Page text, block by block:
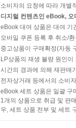
소비자의 요청에 따라 개별
디지털 컨텐츠인 eBook,
eBook 대여 상품은 대여 기
모바일 쿠폰 등록 후 취소/
중고상품이 구매확정(자동
LP상품의 재생 불량 원인
시간의 경과에 의해 재판매
전자상거래 등에서의 소비
eBook 세트 상품은 일괄 구
1개의 상품으로 취급 및 판
우, 세트 상품 전부 및 세트